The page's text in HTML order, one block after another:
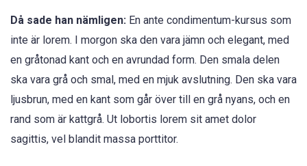
Då sade han nämligen: En ante condimentum-kursus som
inte är lorem. I morgon ska den vara jämn och elegant, med
en gråtonad kant och en avrundad form. Den smala delen
ska vara grå och smal, med en mjuk avslutning. Den ska vara
ljusbrun, med en kant som går över till en grå nyans, och en
rand som är kattgrå. Ut lobortis lorem sit amet dolor
sagittis, vel blandit massa porttitor.